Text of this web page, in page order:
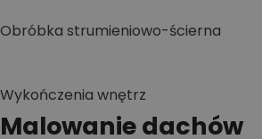
Obróbka strumieniowo-ścierna
Wykończenia wnętrz
Malowanie dachów